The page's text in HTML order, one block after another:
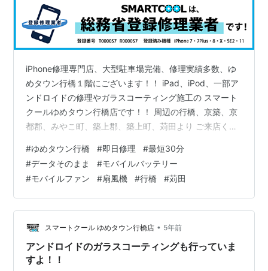
iPhone修理専門店、大型駐車場完備、修理実績多数、ゆ
めタウン行橋１階にございます！！ iPad、iPod、一部ア
ンドロイドの修理やガラスコーティング施工の スマート
クールゆめタウン行橋店です！！ 周辺の行橋、京築、京
都郡、みやこ町、築上郡、築上町、苅田より ご来店くだ
をどうぞ！ ＊＊＊＊＊＊＊＊＊＊＊＊＊＊＊＊＊＊＊＊
＊＊＊＊＊＊＊＊＊＊＊＊＊＊＊＊＊＊＊＊＊＊＊＊ 今
回は、モバイルバッテリーとしても使用できるモバイル
ファンも取り扱ってます！ ６月に入り梅雨っぽくなって
きましたね…☔ 湿気が多くて洗濯物が乾かないとかあり
ますね… 湿度が高…
#ゆめタウン行橋 #即日修理 #最短30分
#データそのまま #モバイルバッテリー
#モバイルファン #扇風機 #行橋 #苅田
スマートクール ゆめタウン行橋店 • 5年前
アンドロイドのガラスコーティングも行っていま
すよ！！